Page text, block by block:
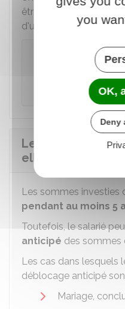
être investie dans les
d'utilité sociale.
Un FCPE peut être
reprise de
Les sommes
elles disponibles ?
Les sommes investies
pendant au moins 5
Toutefois, le salarié
anticipé des sommes
Les cas dans lesquels
déblocage anticipé
Mariage,
you
OK,
Deny